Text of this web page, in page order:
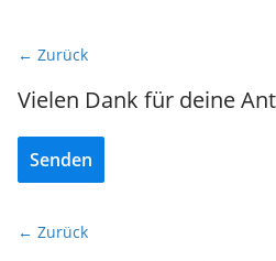
← Zurück
Vielen Dank für deine
Senden
← Zurück